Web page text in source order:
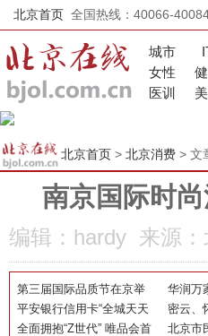
北京首页 全国热线：40066-
城市
女性
医训
北京首页> 北京消费> 文
南京国际时
编辑：hardy 来源：
第三届国际品质节在京举
行，消费升级传递生机与活
力
华润万
海首店
平安银行信用卡“全城天天
88”联合魔童哪吒 以“金融
密云、
海长城
全面拥抱“Z世代” 唯品会首
北京市